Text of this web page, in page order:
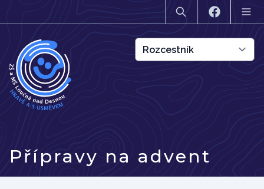
Přípravy na advent